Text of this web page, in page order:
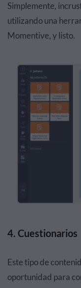
Simplemente,
utilizando una
Momentive, y listo.
4. Cuestionarios
Este tipo de
oportunidad para